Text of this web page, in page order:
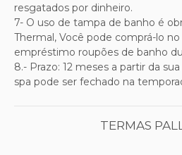
resgatados por dinheiro.
7- O uso de tampa de banho é
Thermal, Você pode comprá-lo no
empréstimo roupões de banho
8.- Prazo: 12 meses a partir da
spa pode ser fechado na
TERMAS